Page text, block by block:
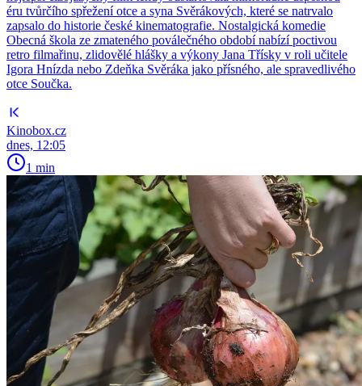
éru tvůrčího spřežení otce a syna Svěrákových, které se natrvalo
zapsalo do historie české kinematografie. Nostalgická komedie
Obecná škola ze zmateného poválečného období nabízí poctivou
retro filmařinu, zlidovělé hlášky a výkony Jana Třísky v roli učitele
Igora Hnízda nebo Zdeňka Svěráka jako přísného, ale spravedlivého
otce Součka.
Kinobox.cz
dnes, 12:05
1 min